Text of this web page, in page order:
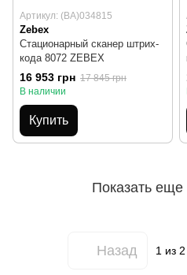
Артикул: (BA)034815
Zebex
Стационарный сканер штрих-
кода 8072 ZEBEX
16 953 грн 17 845 грн
В наличии
Купить
Показать еще
Назад 1из 2